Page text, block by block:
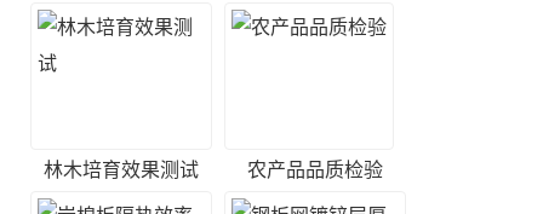
林木培育效果测试 农产品品质检验